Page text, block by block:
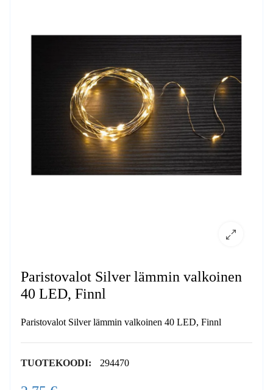
Paristovalot Silver lämmin valkoinen
40 LED, Finnl
Paristovalot Silver lämmin valkoinen 40 LED, Finnl
TUOTEKOODI: 294470